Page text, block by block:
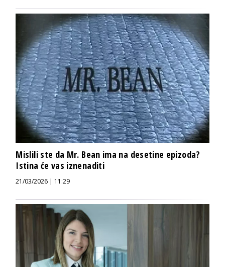
Mislili ste da Mr. Bean ima na desetine epizoda?
Istina će vas iznenaditi
21/03/2026 | 11:29